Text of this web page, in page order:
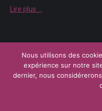
Lire plus …
Copyright © 2026Plateforme
Privium – Des
psychologues,
Nous utilisons des
expérience sur notre
dernier, nous